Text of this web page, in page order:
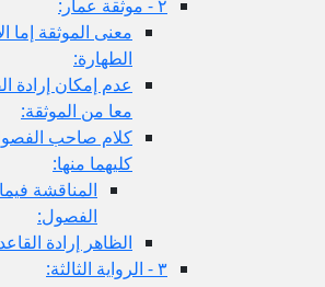
٢ - موثقة عمار:
معنى الموثقة إما
الطهارة:
عدم إمكان إرادة
معا من الموثقة:
كلام صاحب
كليهما منها:
المناقشة
الفصول:
الظاهر إرادة
٣ - الرواية الثالثة: